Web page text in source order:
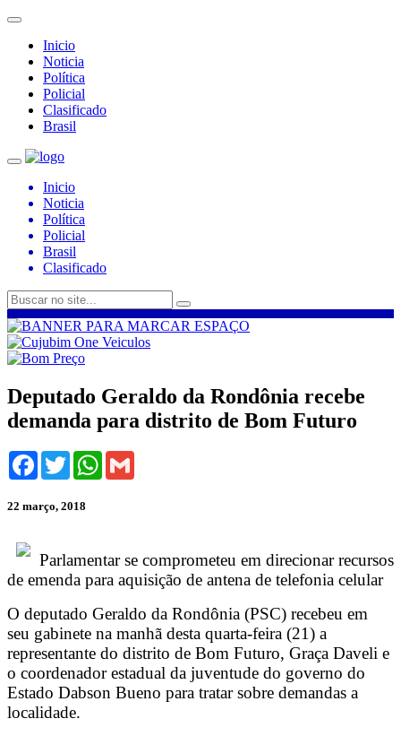
Inicio
Noticia
Política
Policial
Clasificado
Brasil
Inicio
Noticia
Política
Policial
Brasil
Clasificado
Deputado Geraldo da Rondônia recebe
demanda para distrito de Bom Futuro
Facebook
TwitterWhatsApp
22 março, 2018
Parlamentar se comprometeu em direcionar recursos
de emenda para aquisição de antena de telefonia celular
O deputado Geraldo da Rondônia (PSC) recebeu em
seu gabinete na manhã desta quarta-feira (21) a
representante do distrito de Bom Futuro, Graça Daveli e
o coordenador estadual da juventude do governo do
Estado Dabson Bueno para tratar sobre demandas a
localidade.